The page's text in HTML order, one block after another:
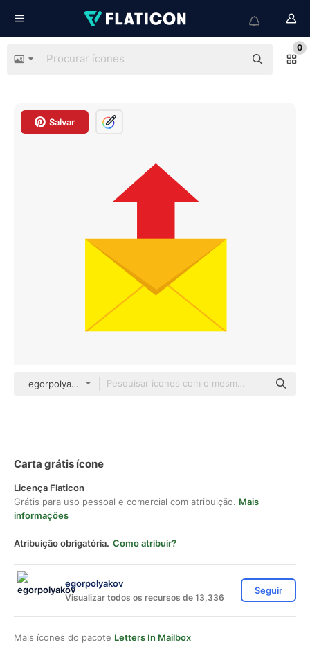
0
Salvar
egorpolyakov Others
Carta grátis ícone
Licença Flaticon
Grátis para uso pessoal e comercial com atribuição. Mais
informações
Atribuição obrigatória. Como atribuir?
egorpolyakov
Visualizar todos os recursos de 13,336
Seguir
Mais ícones do pacote Letters In Mailbox